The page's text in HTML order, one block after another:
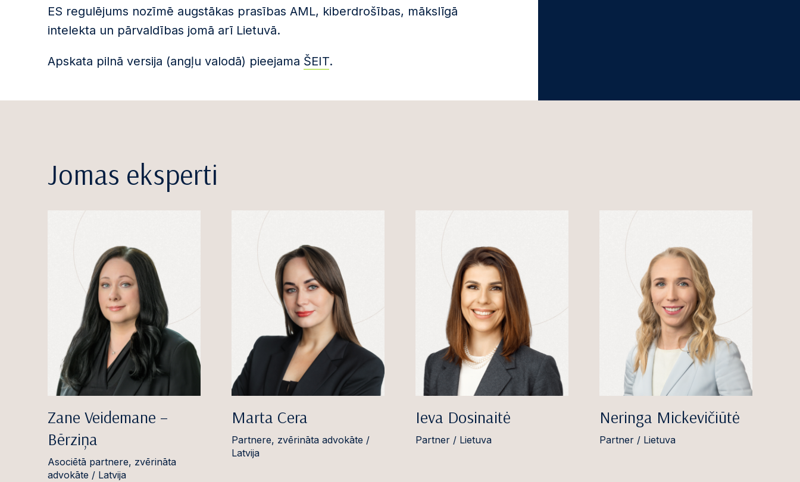
ES regulējums nozīmē augstākas prasības AML, kiberdrošības, mākslīgā
intelekta un pārvaldības jomā arī Lietuvā.
Apskata pilnā versija (angļu valodā) pieejama ŠEIT.
Jomas eksperti
Zane Veidemane –
Bērziņa
Asociētā partnere, zvērināta
advokāte / Latvija
Marta Cera
Partnere, zvērināta advokāte /
Latvija
Ieva Dosinaitė
Partner / Lietuva
Neringa Mickevičiūtė
Partner / Lietuva